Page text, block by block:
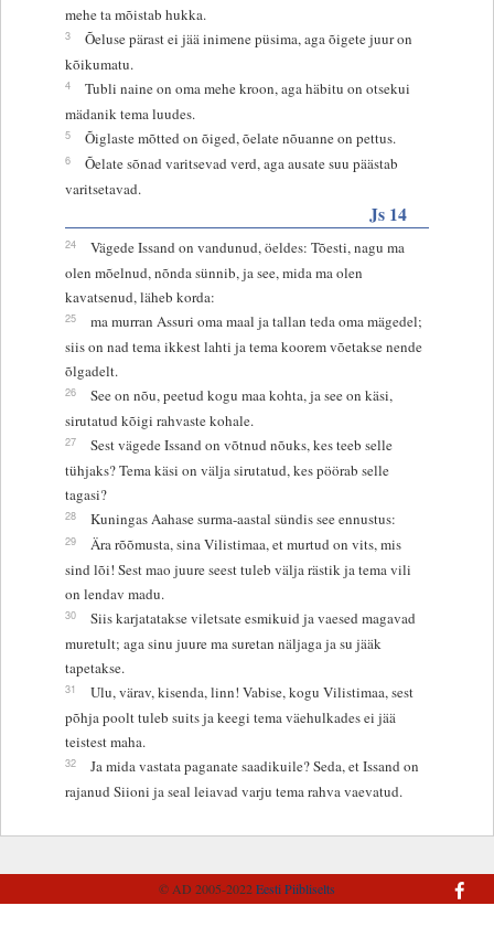
mehe ta mõistab hukka.
3
Õeluse pärast ei jää inimene püsima, aga õigete juur on
kõikumatu.
4
Tubli naine on oma mehe kroon, aga häbitu on otsekui
mädanik tema luudes.
5 Õiglaste mõtted on õiged, õelate nõuanne on pettus.
6
Õelate sõnad varitsevad verd, aga ausate suu päästab
varitsetavad.
Js 14
24
Vägede Issand on vandunud, öeldes: Tõesti, nagu ma
olen mõelnud, nõnda sünnib, ja see, mida ma olen
kavatsenud, läheb korda:
25
ma murran Assuri oma maal ja tallan teda oma mägedel;
siis on nad tema ikkest lahti ja tema koorem võetakse nende
õlgadelt.
26
See on nõu, peetud kogu maa kohta, ja see on käsi,
sirutatud kõigi rahvaste kohale.
27
Sest vägede Issand on võtnud nõuks, kes teeb selle
tühjaks? Tema käsi on välja sirutatud, kes pöörab selle
tagasi?
28 Kuningas Aahase surma-aastal sündis see ennustus:
29
Ära rõõmusta, sina Vilistimaa, et murtud on vits, mis
sind lõi! Sest mao juure seest tuleb välja rästik ja tema vili
on lendav madu.
30
Siis karjatatakse viletsate esmikuid ja vaesed magavad
muretult; aga sinu juure ma suretan näljaga ja su jääk
tapetakse.
31
Ulu, värav, kisenda, linn! Vabise, kogu Vilistimaa, sest
põhja poolt tuleb suits ja keegi tema väehulkades ei jää
teistest maha.
32
Ja mida vastata paganate saadikuile? Seda, et Issand on
rajanud Siioni ja seal leiavad varju tema rahva vaevatud.
© AD 2005-2022Eesti Piibliselts